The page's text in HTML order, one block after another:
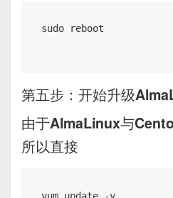
sudo reboot
第五步：开始升级
由于AlmaLinux与
所以直接